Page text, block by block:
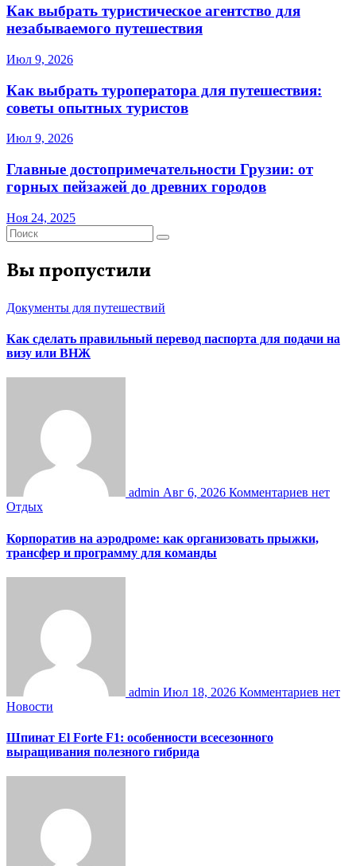
Как выбрать туристическое агентство для
незабываемого путешествия
Июл 9, 2026
Как выбрать туроператора для путешествия:
советы опытных туристов
Июл 9, 2026
Главные достопримечательности Грузии: от
горных пейзажей до древних городов
Ноя 24, 2025
Вы пропустили
Документы для путешествий
Как сделать правильный перевод паспорта для подачи на
визу или ВНЖ
admin Авг 6, 2026 Комментариев нет
Отдых
Корпоратив на аэродроме: как организовать прыжки,
трансфер и программу для команды
admin Июл 18, 2026 Комментариев нет
Новости
Шпинат El Forte F1: особенности всесезонного
выращивания полезного гибрида